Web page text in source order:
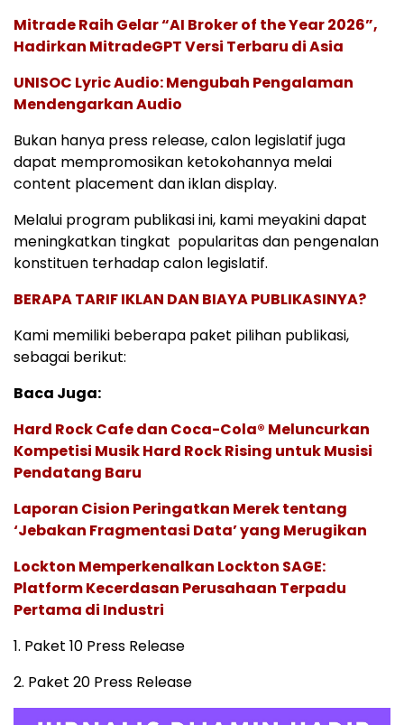
Mitrade Raih Gelar “AI Broker of the Year 2026”,
Hadirkan MitradeGPT Versi Terbaru di Asia
UNISOC Lyric Audio: Mengubah Pengalaman
Mendengarkan Audio
Bukan hanya press release, calon legislatif juga
dapat mempromosikan ketokohannya melai
content placement dan iklan display.
Melalui program publikasi ini, kami meyakini dapat
meningkatkan tingkat popularitas dan pengenalan
konstituen terhadap calon legislatif.
BERAPA TARIF IKLAN DAN BIAYA PUBLIKASINYA?
Kami memiliki beberapa paket pilihan publikasi,
sebagai berikut:
Baca Juga:
Hard Rock Cafe dan Coca-Cola® Meluncurkan
Kompetisi Musik Hard Rock Rising untuk Musisi
Pendatang Baru
Laporan Cision Peringatkan Merek tentang
‘Jebakan Fragmentasi Data’ yang Merugikan
Lockton Memperkenalkan Lockton SAGE:
Platform Kecerdasan Perusahaan Terpadu
Pertama di Industri
1. Paket 10 Press Release
2. Paket 20 Press Release